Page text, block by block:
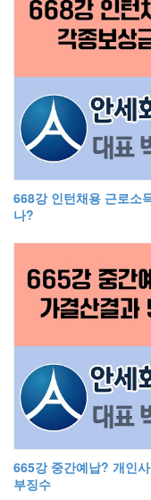
668강 인턴채용 근로소
나?
665강 중간예납? 개인
부징수